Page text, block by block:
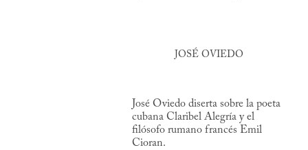
JOSÉ OVIEDO
José Oviedo diserta sobre la poeta
cubana Claribel Alegría y el
filósofo rumano francés Emil
Cioran.